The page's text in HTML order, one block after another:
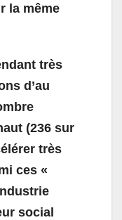
la même
très
d’au
(236 sur
très
ces «
social